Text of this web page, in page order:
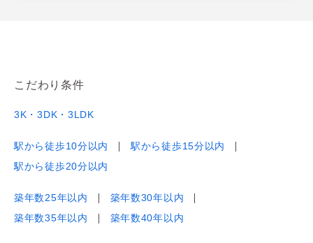
こだわり条件
3K・3DK・3LDK
駅から徒歩10分以内
駅から徒歩15分以内
駅から徒歩20分以内
築年数25年以内
築年数30年以内
築年数35年以内
築年数40年以内